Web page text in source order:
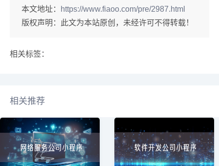
本文地址：
https://www.fiaoo.com/pre/2987.html
版权声明：此文为本站原创，未经许可不得转载！
相关标签：
相关推荐